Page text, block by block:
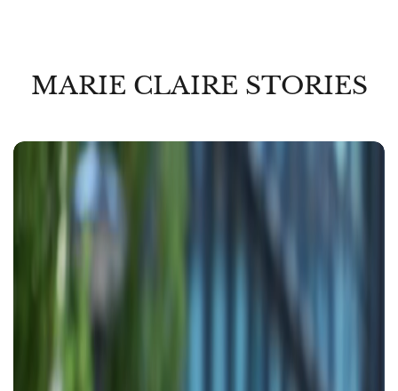
MARIE CLAIRE STORIES